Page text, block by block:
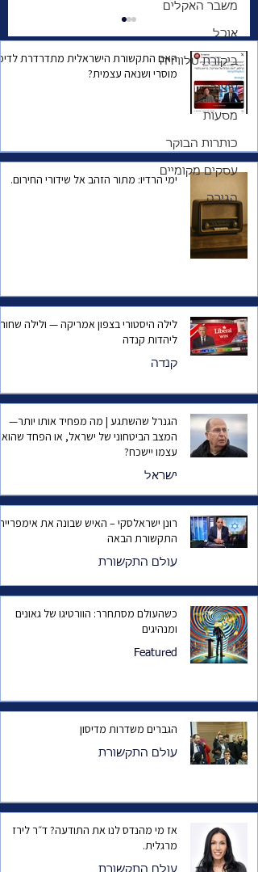
משבר האקלים
אוכל
ביקורת טלוויזיה
עיצוב
מסעות
כותרות הבוקר
עסקים מקומיים
הגירה
לבד בעיר זרה | מי את
שני, סגנית הקונסולית
הכללית של ישראל
בטורונטו ?
האם התקשורת הישראלית מתדרדרת
מוסרי ושנאה עצמית?
ימי הרדיו: מתור הזהב אל שידורי החירום.
לילה היסטורי בצפון אמריקה — ולילה שחור
ליהדות קנדה
קנדה
הגנרל שהשתגע | מה מפחיד אותו יותר—
המצב הביטחוני של ישראל, או הפחד שהוא
עצמו יישכח?
ישראל
רונן ישראלסקי – האיש שבונה את
התקשורת הבאה
עולם התקשורת
כשהעולם מסתחרר: הוורטיגו של גאונים
ומנהיגים
Featured
הגברים משדרות מדיסון
עולם התקשורת
אז מי מהנדס לנו את התודעה? ד״ר לירז
מרגלית.
עולם התקשורת